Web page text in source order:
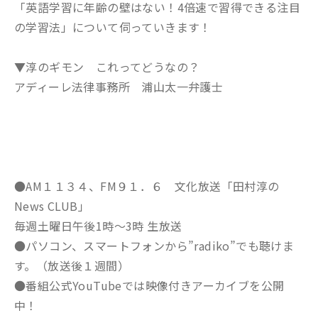
「英語学習に年齢の壁はない！4倍速で習得できる注目
の学習法」について伺っていきます！
▼淳のギモン これってどうなの？
アディーレ法律事務所 浦山太一弁護士
●AM１１３４、FM９１．６ 文化放送「田村淳の
News CLUB」
毎週土曜日午後1時～3時 生放送
●パソコン、スマートフォンから”radiko”でも聴けま
す。（放送後１週間）
●番組公式YouTubeでは映像付きアーカイブを公開
中！